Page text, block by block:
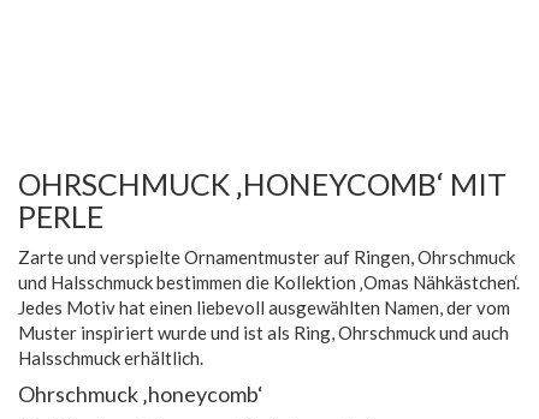
OHRSCHMUCK ‚HONEYCOMB‘ MIT
PERLE
Zarte und verspielte Ornamentmuster auf Ringen, Ohrschmuck
und Halsschmuck bestimmen die Kollektion ‚Omas Nähkästchen‘.
Jedes Motiv hat einen liebevoll ausgewählten Namen, der vom
Muster inspiriert wurde und ist als Ring, Ohrschmuck und auch
Halsschmuck erhältlich.
Ohrschmuck ‚honeycomb‘